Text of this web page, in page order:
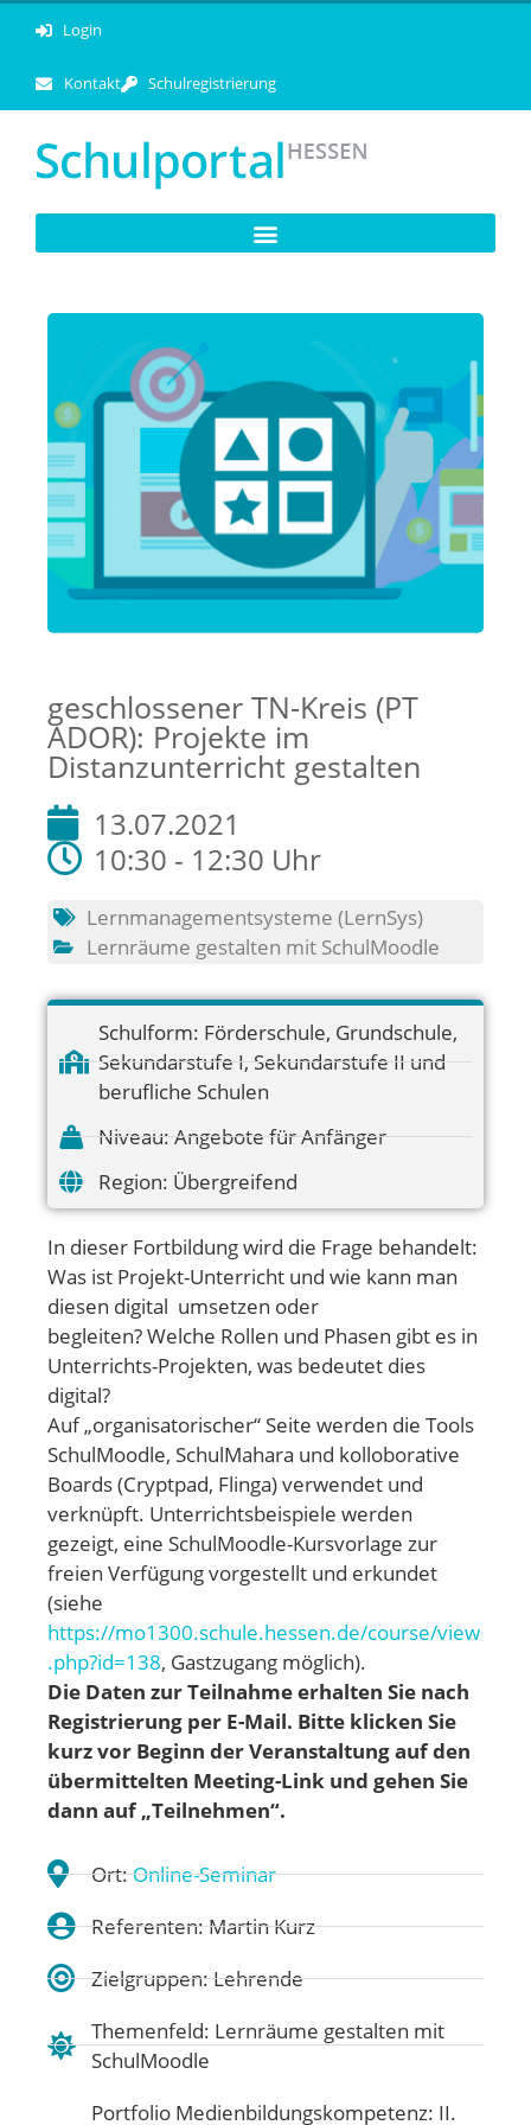
Login
Kontakt Schulregistrierung
geschlossener TN-Kreis (PT
ADOR): Projekte im
Distanzunterricht gestalten
13.07.2021
10:30 - 12:30 Uhr
Lernmanagementsysteme (LernSys)
Lernräume gestalten mit SchulMoodle
Schulform: Förderschule, Grundschule,
Sekundarstufe I, Sekundarstufe II und
berufliche Schulen
Niveau: Angebote für Anfänger
Region: Übergreifend
In dieser Fortbildung wird die Frage behandelt:
Was ist Projekt-Unterricht und wie kann man
diesen digital umsetzen oder
begleiten? Welche Rollen und Phasen gibt es in
Unterrichts-Projekten, was bedeutet dies
digital?
Auf „organisatorischer“ Seite werden die Tools
SchulMoodle, SchulMahara und kolloborative
Boards (Cryptpad, Flinga) verwendet und
verknüpft. Unterrichtsbeispiele werden
gezeigt, eine SchulMoodle-Kursvorlage zur
freien Verfügung vorgestellt und erkundet
(siehe
https://mo1300.schule.hessen.de/course/view
.php?id=138, Gastzugang möglich).
Die Daten zur Teilnahme erhalten Sie nach
Registrierung per E-Mail. Bitte klicken Sie
kurz vor Beginn der Veranstaltung auf den
übermittelten Meeting-Link und gehen Sie
dann auf „Teilnehmen“.
Ort:Online-Seminar
Referenten: Martin Kurz
Zielgruppen: Lehrende
Themenfeld: Lernräume gestalten mit
SchulMoodle
Portfolio Medienbildungskompetenz: II.